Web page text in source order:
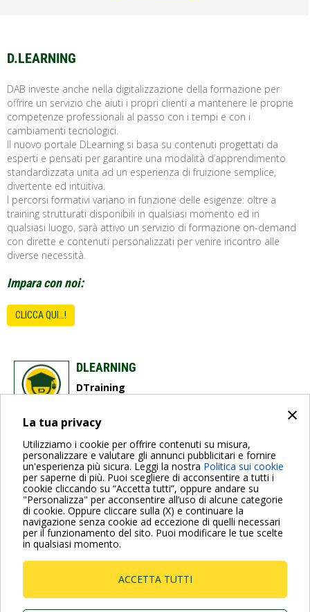
×
La tua privacy
Utilizziamo i cookie per offrire contenuti su misura,
personalizzare e valutare gli annunci pubblicitari e fornire
un'esperienza più sicura. Leggi la nostra Politica sui cookie
per saperne di più. Puoi scegliere di acconsentire a tutti i
cookie cliccando su “Accetta tutti”, oppure andare su
"Personalizza" per acconsentire all’uso di alcune categorie
di cookie. Oppure cliccare sulla (X) e continuare la
navigazione senza cookie ad eccezione di quelli necessari
per il funzionamento del sito. Puoi modificare le tue scelte
in qualsiasi momento.
ACCETTA TUTTI
D.LEARNING
DAB investe anche nella digitalizzazione della formazione per
offrire un servizio che aiuti i propri clienti a mantenere le proprie
competenze professionali al passo con i tempi e con i
cambiamenti tecnologici.
Il nuovo portale DLearning si basa su contenuti progettati da
esperti e pensati per garantire una modalità d’apprendimento
standardizzata unita ad un esperienza di fruizione semplice,
divertente ed intuitiva.
I percorsi formativi variano in funzione delle esigenze: oltre a
training strutturati disponibili in qualsiasi momento ed in
qualsiasi luogo, sarà attivo un servizio di formazione on-demand
con dirette e contenuti personalizzati per venire incontro alle
diverse necessità.
Impara con noi:
CLICCA QUI…!
DLEARNING
DTraining
dabtraining@dwtgroup.com
Per maggiori informazioni consulta anche le Domande più
Frequenti
VAI ALLA PAGINA FAQ